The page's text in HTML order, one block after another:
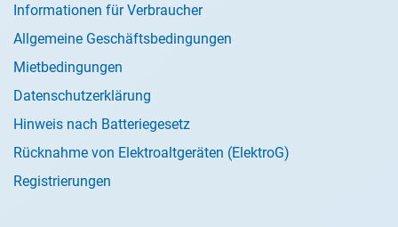
Informationen für Verbraucher
Allgemeine Geschäftsbedingungen
Mietbedingungen
Datenschutzerklärung
Hinweis nach Batteriegesetz
Rücknahme von Elektroaltgeräten (ElektroG)
Registrierungen